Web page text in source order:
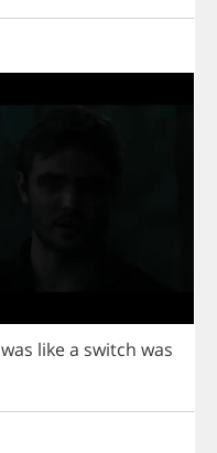
was likea switch was